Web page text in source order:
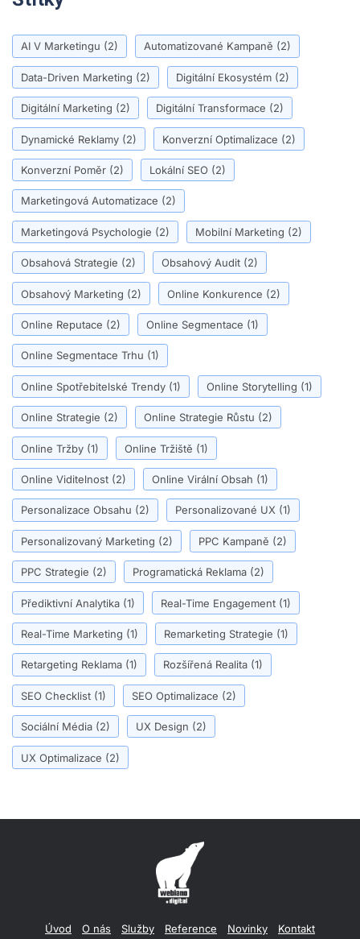
AI V Marketingu (2) Automatizované Kampaně (2)
Data-Driven Marketing (2) Digitální Ekosystém (2)
Digitální Marketing (2) Digitální Transformace (2)
Dynamické Reklamy (2) Konverzní Optimalizace (2)
Konverzní Poměr (2) Lokální SEO (2)
Marketingová Automatizace (2)
Marketingová Psychologie (2) Mobilní Marketing (2)
Obsahová Strategie (2) Obsahový Audit (2)
Obsahový Marketing (2) Online Konkurence (2)
Online Reputace (2) Online Segmentace (1)
Online Segmentace Trhu (1)
Online Spotřebitelské Trendy (1) Online Storytelling (1)
Online Strategie (2) Online Strategie Růstu (2)
Online Tržby (1) Online Tržiště (1)
Online Viditelnost (2) Online Virální Obsah (1)
Personalizace Obsahu (2) Personalizované UX (1)
Personalizovaný Marketing (2) PPC Kampaně (2)
PPC Strategie (2) Programatická Reklama (2)
Přediktivní Analytika (1) Real-Time Engagement (1)
Real-Time Marketing (1) Remarketing Strategie (1)
Retargeting Reklama (1) Rozšířená Realita (1)
SEO Checklist (1) SEO Optimalizace (2)
Sociální Média (2) UX Design (2)
UX Optimalizace (2)
Úvod O nás Služby Reference Novinky Kontakt